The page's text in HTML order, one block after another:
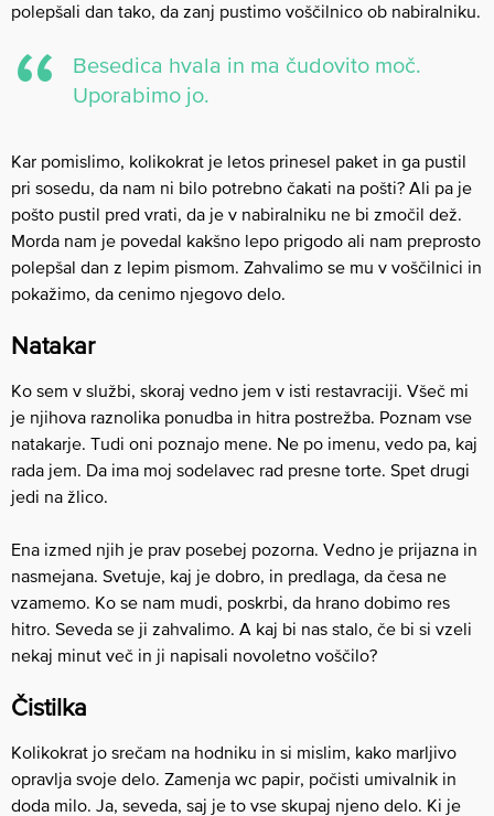
polepšali dan tako, da zanj pustimo voščilnico ob nabiralniku.
Besedica hvala in ma čudovito moč.
Uporabimo jo.
Kar pomislimo, kolikokrat je letos prinesel paket in ga pustil
pri sosedu, da nam ni bilo potrebno čakati na pošti? Ali pa je
pošto pustil pred vrati, da je v nabiralniku ne bi zmočil dež.
Morda nam je povedal kakšno lepo prigodo ali nam preprosto
polepšal dan z lepim pismom. Zahvalimo se mu v voščilnici in
pokažimo, da cenimo njegovo delo.
Natakar
Ko sem v službi, skoraj vedno jem v isti restavraciji. Všeč mi
je njihova raznolika ponudba in hitra postrežba. Poznam vse
natakarje. Tudi oni poznajo mene. Ne po imenu, vedo pa, kaj
rada jem. Da ima moj sodelavec rad presne torte. Spet drugi
jedi na žlico.
Ena izmed njih je prav posebej pozorna. Vedno je prijazna in
nasmejana. Svetuje, kaj je dobro, in predlaga, da česa ne
vzamemo. Ko se nam mudi, poskrbi, da hrano dobimo res
hitro. Seveda se ji zahvalimo. A kaj bi nas stalo, če bi si vzeli
nekaj minut več in ji napisali novoletno voščilo?
Čistilka
Kolikokrat jo srečam na hodniku in si mislim, kako marljivo
opravlja svoje delo. Zamenja wc papir, počisti umivalnik in
doda milo. Ja, seveda, saj je to vse skupaj njeno delo. Ki je